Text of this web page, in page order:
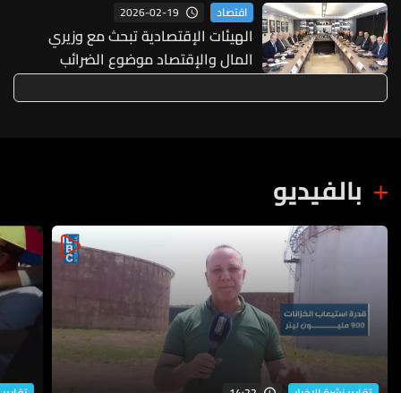
اقتصاد 2026-02-19
الهيئات الإقتصادية تبحث مع وزيري
المال والإقتصاد موضوع الضرائب
الجديدة ومشروع قانون الفجوة المالية
وملفات إقتصادية وإجتماعية
بالفيديو